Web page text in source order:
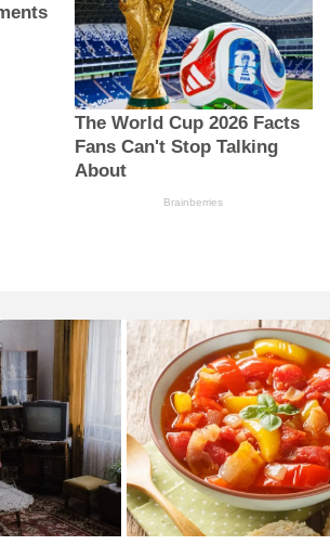
The World Cup 2026 Facts
Fans Can't Stop Talking
About
Brainberries